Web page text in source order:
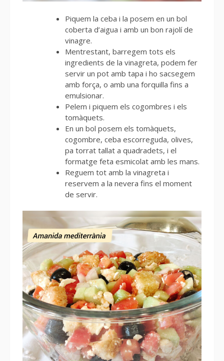
Piquem la ceba i la posem en un bol
coberta d’aigua i amb un bon rajolí de
vinagre.
Mentrestant, barregem tots els
ingredients de la vinagreta, podem fer
servir un pot amb tapa i ho sacsegem
amb força, o amb una forquilla fins a
emulsionar.
Pelem i piquem els cogombres i els
tomàquets.
En un bol posem els tomàquets,
cogombre, ceba escorreguda, olives,
pa torrat tallat a quadradets, i el
formatge feta esmicolat amb les mans.
Reguem tot amb la vinagreta i
reservem a la nevera fins el moment
de servir.